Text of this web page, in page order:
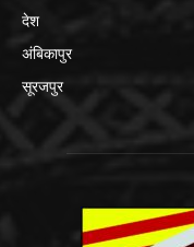
देश
अंबिकापुर
सूरजपुर